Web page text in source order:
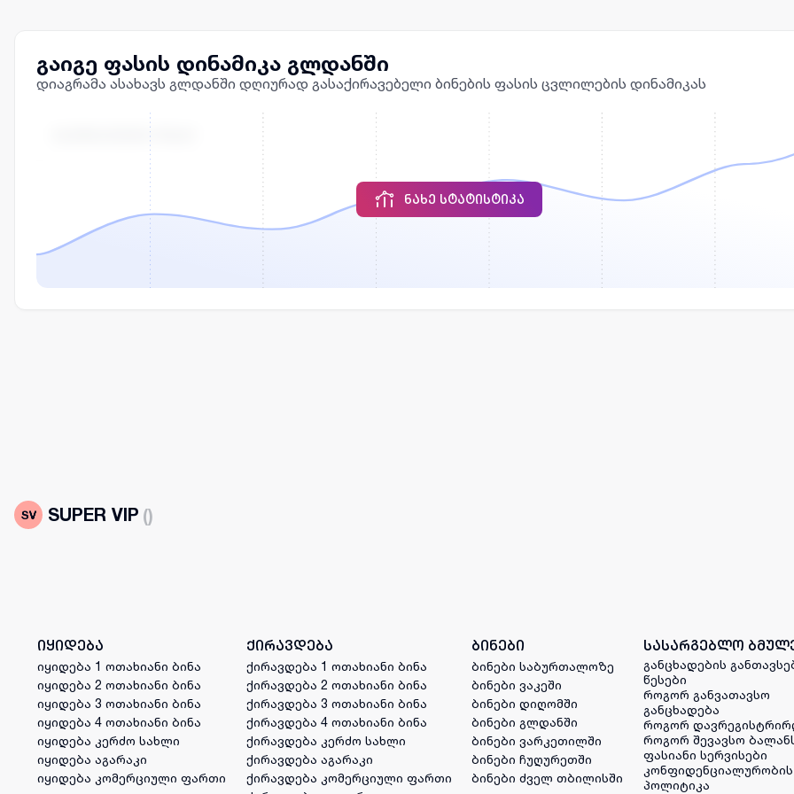
გაიგე ფასის დინამიკა გლდანში
დიაგრამა ასახავს გლდანში დღიურად გასაქირავებელი ბინების ფასის ცვლილების დინამიკას
ᲒᲐᲥᲘᲠᲐᲕᲔᲑᲘᲡ ᲤᲐᲡᲘ
ᲜᲐᲮᲔ ᲡᲢᲐᲢᲘᲡᲢᲘᲙᲐ
SUPER VIP ()
იყიდება
იყიდება 1 ოთახიანი ბინა
იყიდება 2 ოთახიანი ბინა
იყიდება 3 ოთახიანი ბინა
იყიდება 4 ოთახიანი ბინა
იყიდება კერძო სახლი
იყიდება აგარაკი
იყიდება კომერციული ფართი
ქირავდება
ქირავდება 1 ოთახიანი ბინა
ქირავდება 2 ოთახიანი ბინა
ქირავდება 3 ოთახიანი ბინა
ქირავდება 4 ოთახიანი ბინა
ქირავდება კერძო სახლი
ქირავდება აგარაკი
ქირავდება კომერციული ფართი
ბინები
ბინები საბურთალოზე
ბინები ვაკეში
ბინები დიღომში
ბინები გლდანში
ბინები ვარკეთილში
ბინები ჩუღურეთში
ბინები ძველ თბილისში
სასარგებლო
განცხადების
წესები
როგორ განვათავსო
განცხადება
როგორ
როგორ შევავსო
ფასიანი სერვისები
კონფიდენციალურობის
პოლიტიკა